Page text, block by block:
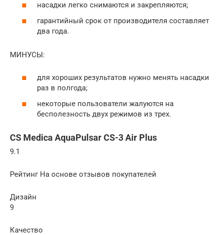
насадки легко снимаются и закрепляются;
гарантийный срок от производителя составляет
два года.
МИНУСЫ:
для хороших результатов нужно менять насадки
раз в полгода;
некоторые пользователи жалуются на
бесполезность двух режимов из трех.
CS Medica АquaPulsar CS-3 Air Plus
9.1
Рейтинг На основе отзывов покупателей
Дизайн
9
Качество